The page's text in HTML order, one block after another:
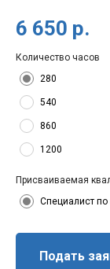
6 650 р.
Количество часов
280
540
860
1200
Присваиваемая
Специалист
Подать